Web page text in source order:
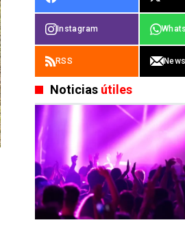
Instagram
RSS
Noticias útiles